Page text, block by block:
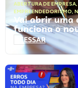
ABERTURA DE EMPRESA,
EMPREENDEDORISMO,
Vai abrir uma
funciona o
ACESSAR